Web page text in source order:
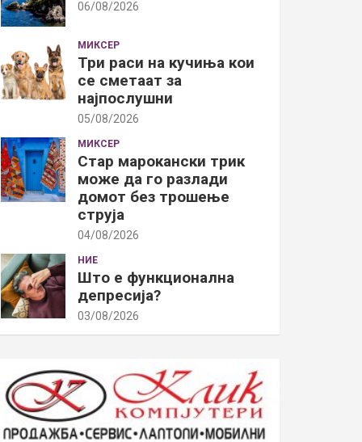
06/08/2026
МИКСЕР
Три раси на кучиња кои
се сметаат за
најпослушни
05/08/2026
МИКСЕР
Стар марокански трик
може да го разлади
домот без трошење
струја
04/08/2026
НИЕ
Што е функционална
депресија?
03/08/2026